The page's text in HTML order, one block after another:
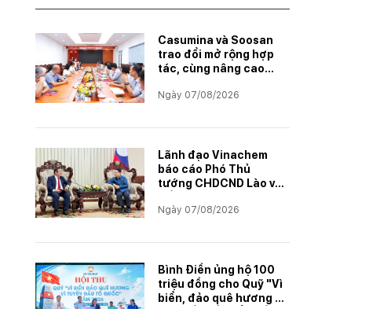
Casumina và Soosan
trao đổi mở rộng hợp
tác, cùng nâng cao
Ngày 07/08/2026
Lãnh đạo Vinachem
báo cáo Phó Thủ
tướng CHDCND Lào về
thác và chế biến muối
Ngày 07/08/2026
Bình Điền ủng hộ 100
triệu đồng cho Quỹ "Vì
biển, đảo quê hương -